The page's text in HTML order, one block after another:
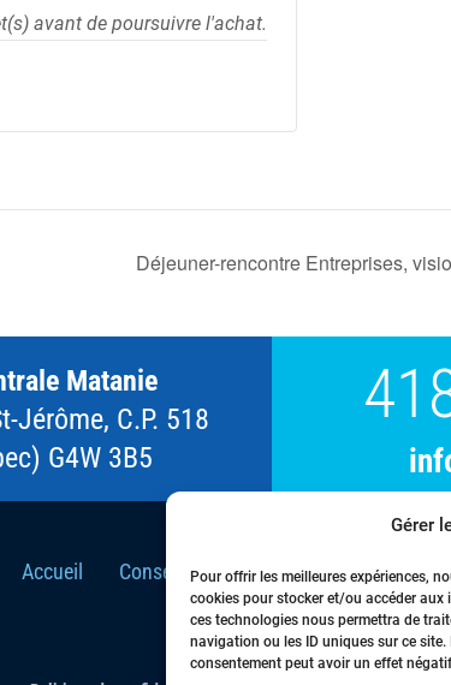
Gérer
Pour offrir les meilleures expériences,
cookies pour stocker et/ou accéder
ces technologies nous permettra de
navigation ou les ID uniques sur ce
consentement peut avoir un effet
avant de poursuivre l'achat.
Déjeuner-rencontre Entreprises,
Matanie
Jérôme, C.P. 518
G4W 3B5
Accueil Conseil d’Administration